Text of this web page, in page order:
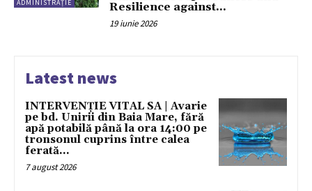
ADMINISTRAȚIE
Resilience against...
19 iunie 2026
Latest news
INTERVENȚIE VITAL SA | Avarie
pe bd. Unirii din Baia Mare, fără
apă potabilă până la ora 14:00 pe
tronsonul cuprins între calea
ferată...
7 august 2026